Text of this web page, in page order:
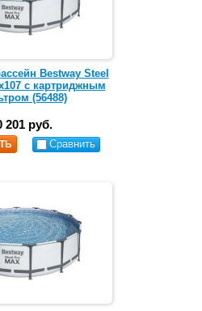
Bestway Steel
с картриджным
(56488)
201 руб.
Сравнить